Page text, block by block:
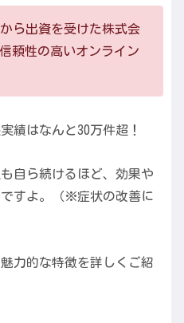
ら出資を受けた株式会
頼性の高いオンライン
績はなんと30万件超！
自ら続けるほど、効果や
すよ。（※症状の改善に
力的な特徴を詳しくご紹